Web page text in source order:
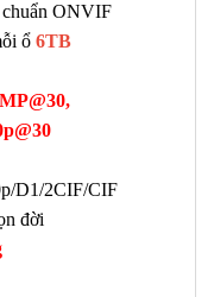
chuẩn ONVIF
ổ 6TB
D1/2CIF/CIF
đời